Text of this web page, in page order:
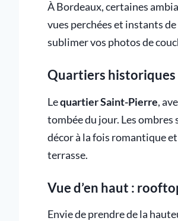
À Bordeaux, certaines
vues perchées et instants
sublimer vos photos de
Quartiers historiques
Lequartier Saint-Pierre,
tombée du jour. Les ombres
décor à la fois romantique
terrasse.
Vue d’en haut :
Envie de prendre de la